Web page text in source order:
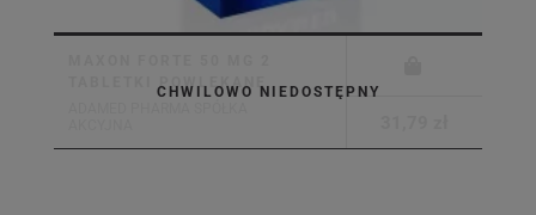
CHWILOWO NIEDOSTĘPNY
TABLETKI POWLEKANE